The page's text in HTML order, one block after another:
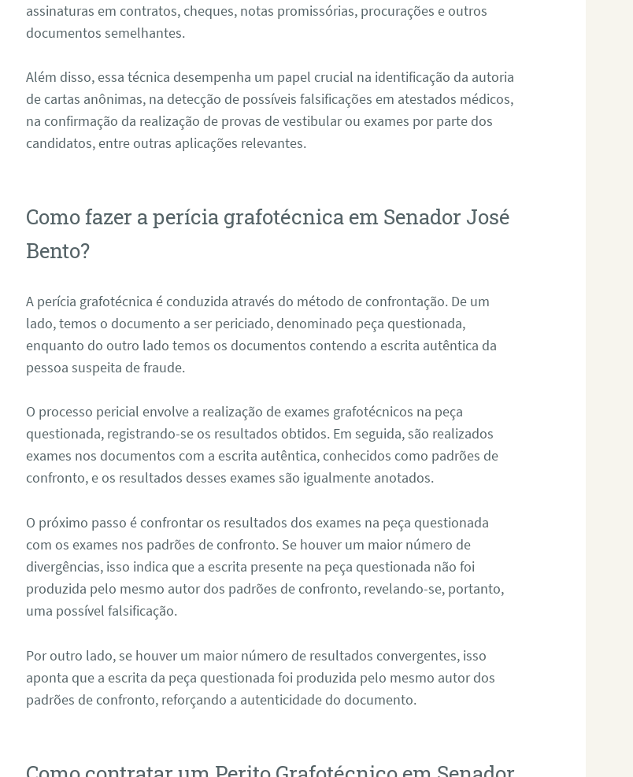
assinaturas em contratos, cheques, notas promissórias, procurações e outros
documentos semelhantes.
Além disso, essa técnica desempenha um papel crucial na identificação da autoria
de cartas anônimas, na detecção de possíveis falsificações em atestados médicos,
na confirmação da realização de provas de vestibular ou exames por parte dos
candidatos, entre outras aplicações relevantes.
Como fazer a perícia grafotécnica em Senador José
Bento?
A perícia grafotécnica é conduzida através do método de confrontação. De um
lado, temos o documento a ser periciado, denominado peça questionada,
enquanto do outro lado temos os documentos contendo a escrita autêntica da
pessoa suspeita de fraude.
O processo pericial envolve a realização de exames grafotécnicos na peça
questionada, registrando-se os resultados obtidos. Em seguida, são realizados
exames nos documentos com a escrita autêntica, conhecidos como padrões de
confronto, e os resultados desses exames são igualmente anotados.
O próximo passo é confrontar os resultados dos exames na peça questionada
com os exames nos padrões de confronto. Se houver um maior número de
divergências, isso indica que a escrita presente na peça questionada não foi
produzida pelo mesmo autor dos padrões de confronto, revelando-se, portanto,
uma possível falsificação.
Por outro lado, se houver um maior número de resultados convergentes, isso
aponta que a escrita da peça questionada foi produzida pelo mesmo autor dos
padrões de confronto, reforçando a autenticidade do documento.